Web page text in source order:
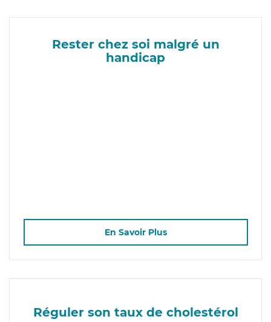
Rester chez soi malgré un
handicap
En Savoir Plus
Réguler son taux de cholestérol